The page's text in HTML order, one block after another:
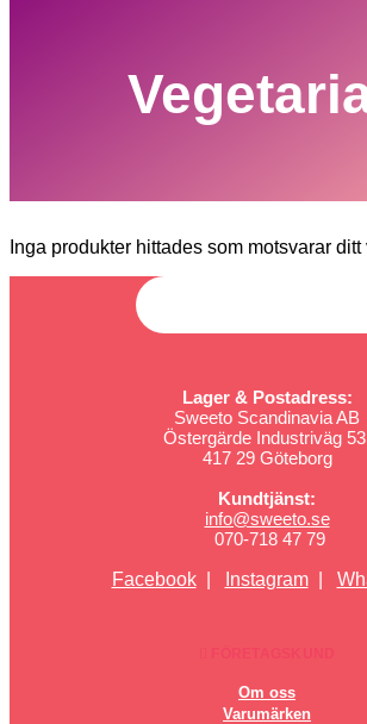
Inga produkter hittades som motsvarar ditt
Lager & Postadress:
Sweeto Scandinavia AB
Östergärde Industriväg
417 29 Göteborg
Kundtjänst:
info@sweeto.se
070-718 47 79
Facebook| Instagram|
Om oss
Varumärken